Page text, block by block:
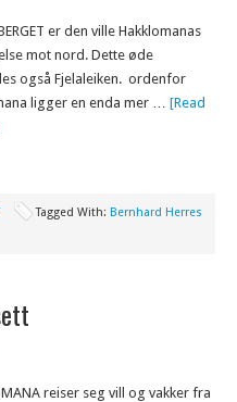
er den ville Hakklomanas
mot nord. Dette øde
også Fjelaleiken. ordenfor
ligger en enda mer … [Read
Tagged With: Bernhard Herres
reiser seg vill og vakker fra